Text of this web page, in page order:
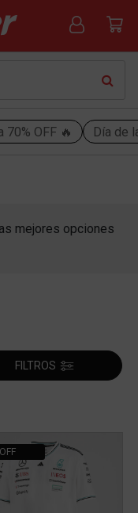
70% OFF 🔥 Día de
mejores opciones
FILTROS